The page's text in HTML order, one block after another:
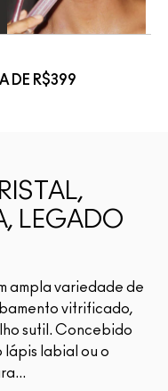
DE R$399
LEGADO
ampla variedade de
vitrificado,
sutil. Concebido
lápis labial ou o